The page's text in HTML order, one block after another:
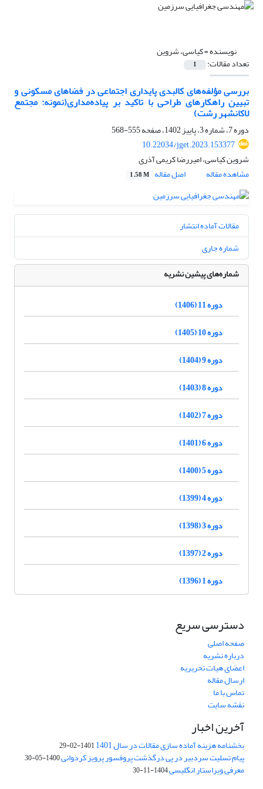
نویسنده =کیاسی، شروین
تعداد مقالات: 1
بررسی مؤلفه‌های کالبدی پایداری ‌اجتماعی در فضاهای مسکونی و
تبیین راهکارهای طراحی با تاکید بر پیاده‌مداری(نمونه: مجتمع
لاکانشهر رشت)
دوره 7، شماره 3، پاییز 1402، صفحه
555-568
10.22034/jget.2023.153377
شروین کیاسی، امیررضا کریمی آذری
مشاهده مقاله
اصل مقاله 1.58 M
مقالات آماده انتشار
شماره جاری
شماره‌های پیشین نشریه
دوره 11 (1406)
دوره 10 (1405)
دوره 9 (1404)
دوره 8 (1403)
دوره 7 (1402)
دوره 6 (1401)
دوره 5 (1400)
دوره 4 (1399)
دوره 3 (1398)
دوره 2 (1397)
دوره 1 (1396)
دسترسی سریع
صفحه اصلی
درباره نشریه
اعضای هیات تحریریه
ارسال مقاله
تماس با ما
نقشه سایت
آخرین اخبار
بخشنامه هزینه آماده سازی مقالات در سال 1401 1401-02-29
پیام تسلیت سردبیر در پی درگذشت پروفسور پرویز کردوانی1400-05-30
معرفی ویراستار انگلیسی1404-11-30